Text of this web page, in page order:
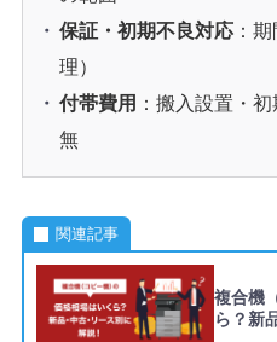
保証・初期不良対応：期
理）
付帯費用 ：搬入設置・
無
関連記事
複合機
ら？新